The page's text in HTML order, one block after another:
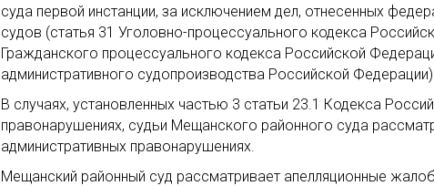
суда первой инстанции, за исключением дел, отнесенных
судов (статья 31 Уголовно-процессуального кодекса
Гражданского процессуального кодекса Российской
административного судопроизводства Российской
В случаях, установленных частью 3 статьи 23.1 Кодекса
правонарушениях, судьи Мещанского районного суда
административных правонарушениях.
Мещанский районный суд рассматривает апелляционные